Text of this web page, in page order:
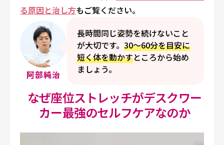
る原因と治し方もご覧ください。
阿部純治
長時間同じ姿勢を続けないこと
が大切です。 30〜60分を目安に
短く体を動かすところから始め
ましょう。
なぜ座位ストレッチがデスクワー
カー最強のセルフケアなのか